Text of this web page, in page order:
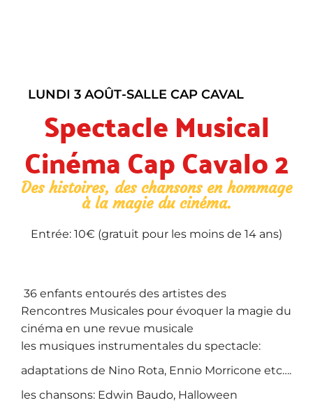
LUNDI 3 AOÛT-SALLE CAP CAVAL
Spectacle Musical
Cinéma Cap Cavalo 2
Des histoires, des chansons en hommage
à la magie du cinéma.
Entrée: 10€ (gratuit pour les moins de 14 ans)
36 enfants entourés des artistes des
Rencontres Musicales pour évoquer la magie du
cinéma en une revue musicale
les musiques instrumentales du spectacle:
adaptations de Nino Rota, Ennio Morricone etc….
les chansons: Edwin Baudo, Halloween